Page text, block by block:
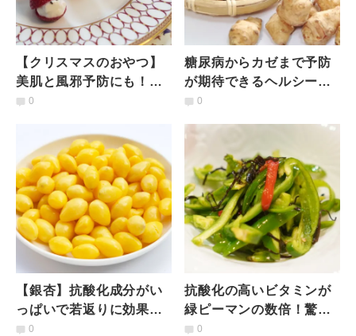
【クリスマスのおやつ】
美肌と風邪予防にも！豆
乳ヨーグルトで作る「い
0
糖尿病からカゼまで予防
が期待できるヘルシー食
材【菊芋】どう食べる？
0
【銀杏】抗酸化成分がい
っぱいで若返りに効果あ
り！電子レンジで簡単
0
抗酸化の高いビタミンが
緑ピーマンの数倍！驚異
の赤ピーマンを加えた
0